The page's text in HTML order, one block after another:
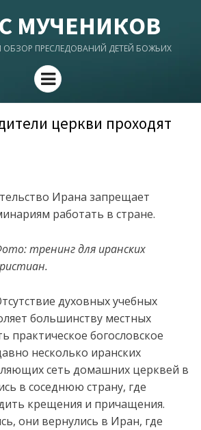
МУЧЕНИКОВ
ПРЕСЛЕДОВАНИЙ ДЕТЕЙ БОЖЬИХ
Menu
церкви проходят
Ирана запрещает
работать в стране.
тренинг для иранских
духовных учебных
большинству местных
практическое богословское
несколько иранских
сеть домашних церквей в
в соседнюю страну, где
крещения и причащения.
они вернулись в Иран, где